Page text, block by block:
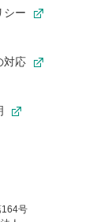
シー
対応
164号
。